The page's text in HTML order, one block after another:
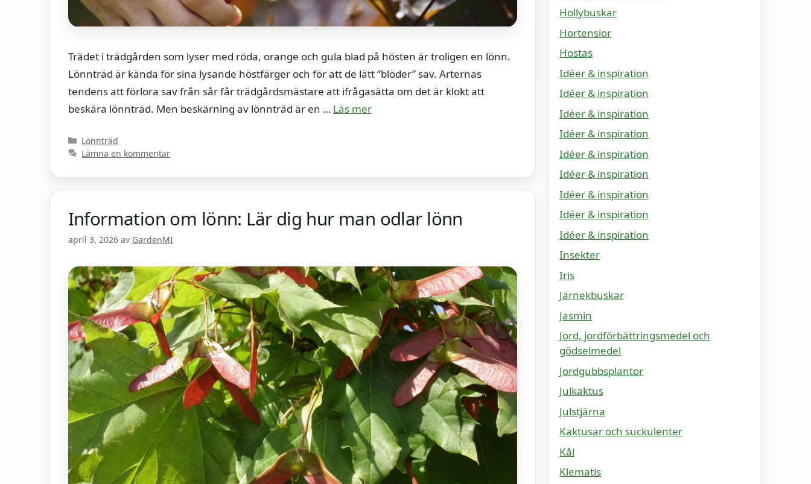
Trädet i trädgården som lyser med röda, orange och gula blad på hösten är troligen en lönn.
Lönnträd är kända för sina lysande höstfärger och för att de lätt ”blöder” sav. Arternas
tendens att förlora sav från sår får trädgårdsmästare att ifrågasätta om det är klokt att
beskära lönnträd. Men beskärning av lönnträd är en … Läs mer
Kategorier
Lönnträd
Lämna en kommentar
Information om lönn: Lär dig hur man odlar lönn
april 3, 2026 av GardenMI
Hollybuskar
Hortensior
Hostas
Idéer & inspiration
Idéer & inspiration
Idéer & inspiration
Idéer & inspiration
Idéer & inspiration
Idéer & inspiration
Idéer & inspiration
Idéer & inspiration
Idéer & inspiration
Insekter
Iris
Järnekbuskar
Jasmin
Jord, jordförbättringsmedel och
gödselmedel
Jordgubbsplantor
Julkaktus
Julstjärna
Kaktusar och suckulenter
Kål
Klematis